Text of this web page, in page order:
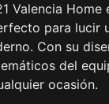
Valencia Home
para lucir
Con su
del
ocasión.